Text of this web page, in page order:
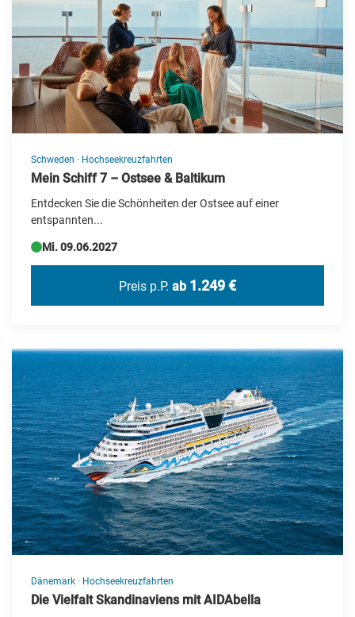
Schweden · Hochseekreuzfahrten
Mein Schiff 7 – Ostsee & Baltikum
Entdecken Sie die Schönheiten der Ostsee auf einer
entspannten...
Mi. 09.06.2027
Preis p.P. ab 1.249 €
Dänemark · Hochseekreuzfahrten
Die Vielfalt Skandinaviens mit AIDAbella